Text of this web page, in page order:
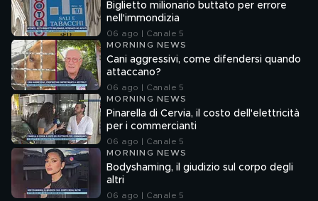
Biglietto milionario buttato per errore
nell'immondizia
06 ago | Canale 5
MORNING NEWS
Cani aggressivi, come difendersi quando
attaccano?
06 ago | Canale 5
MORNING NEWS
Pinarella di Cervia, il costo dell'elettricità
per i commercianti
06 ago | Canale 5
MORNING NEWS
Bodyshaming, il giudizio sul corpo degli
altri
06 ago | Canale 5